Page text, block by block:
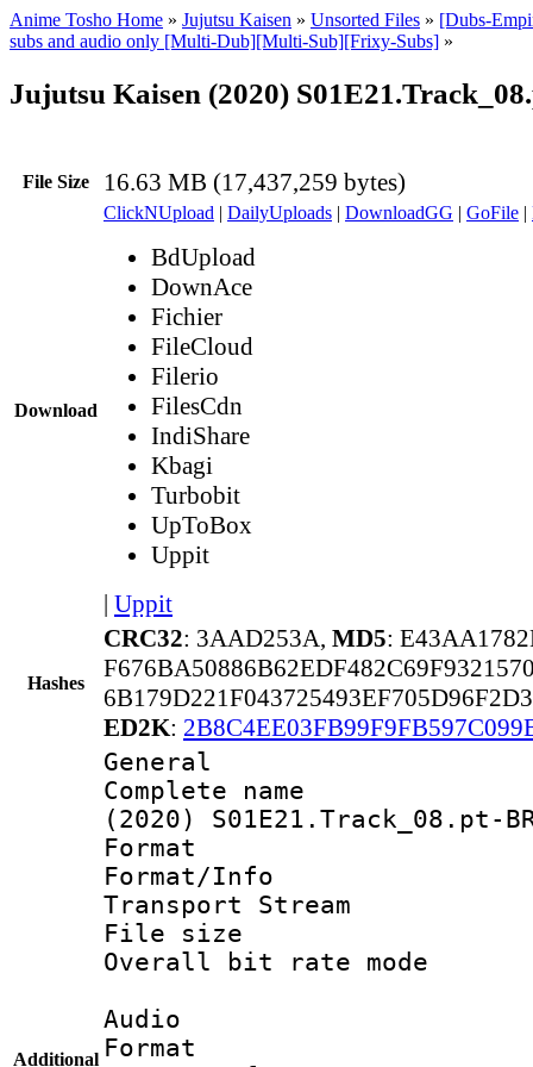
Anime Tosho Home » Jujutsu Kaisen » Unsorted Files » [Dubs-
subs and audio only [Multi-Dub][Multi-Sub][Frixy-Subs] »
Jujutsu Kaisen (2020)
File Size 16.63 MB (17,437,259 bytes)
Download
ClickNUpload | DailyUploads | DownloadGG | GoFile |
BdUpload
DownAce
Fichier
FileCloud
Filerio
FilesCdn
IndiShare
Kbagi
Turbobit
UpToBox
Uppit
| Uppit
Hashes
CRC32: 3AAD253A, MD5:
ED2K:
Additional
General
Complete
(2020) S01E21.Track_08.pt-
Format :
Format/Info
Transport Stream
File size :
Overall bit rate
Audio
Format :